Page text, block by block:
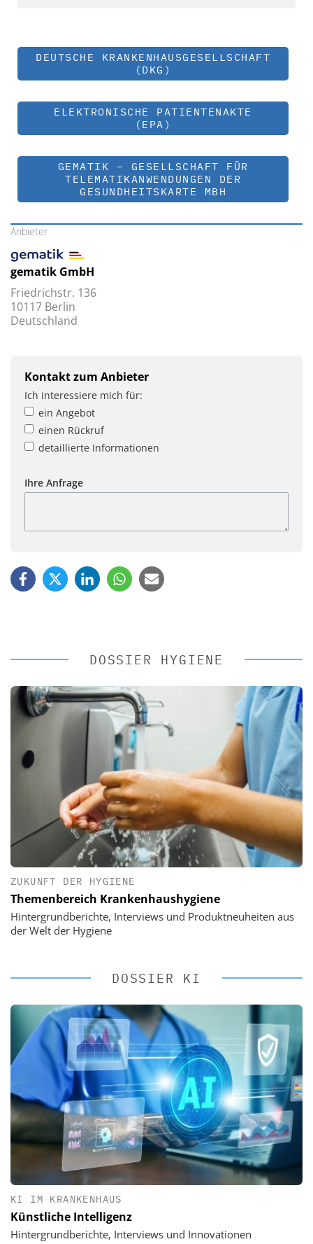
DEUTSCHE KRANKENHAUSGESELLSCHAFT
(DKG)
ELEKTRONISCHE PATIENTENAKTE
(EPA)
GEMATIK – GESELLSCHAFT FÜR
TELEMATIKANWENDUNGEN DER
GESUNDHEITSKARTE MBH
Anbieter
gematik GmbH
Friedrichstr. 136
10117 Berlin
Deutschland
Kontakt zum Anbieter
Ich interessiere mich für:
ein Angebot
einen Rückruf
detaillierte Informationen
Ihre Anfrage
DOSSIER HYGIENE
ZUKUNFT DER HYGIENE
Themenbereich Krankenhaushygiene
Hintergrundberichte, Interviews und Produktneuheiten aus
der Welt der Hygiene
DOSSIER KI
KI IM KRANKENHAUS
Künstliche Intelligenz
Hintergrundberichte, Interviews und Innovationen